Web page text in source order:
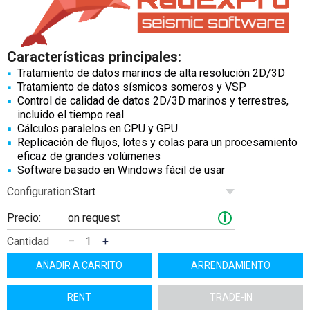
Características principales:
Tratamiento de datos marinos de alta resolución 2D/3D
Tratamiento de datos sísmicos someros y VSP
Control de calidad de datos 2D/3D marinos y terrestres,
incluido el tiempo real
Cálculos paralelos en CPU y GPU
Replicación de flujos, lotes y colas para un procesamiento
eficaz de grandes volúmenes
Software basado en Windows fácil de usar
Configuration:Start
Precio: on request
i
Cantidad
– +
AÑADIR A CARRITO ARRENDAMIENTO
RENT TRADE-IN